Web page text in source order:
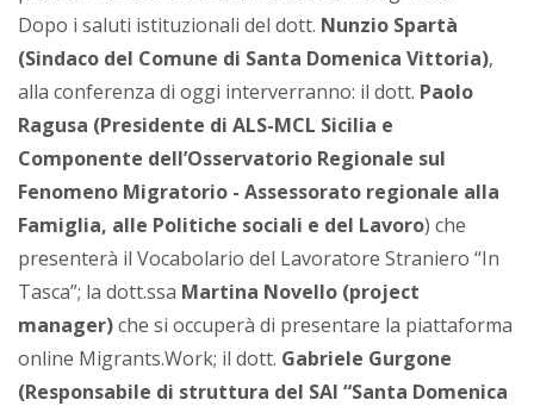
Dopo i saluti istituzionali del dott. Nunzio Spartà
(Sindaco del Comune di Santa Domenica Vittoria),
alla conferenza di oggi interverranno: il dott. Paolo
Ragusa (Presidente di ALS-MCL Sicilia e
Componente dell’Osservatorio Regionale sul
Fenomeno Migratorio - Assessorato regionale alla
Famiglia, alle Politiche sociali e del Lavoro) che
presenterà il Vocabolario del Lavoratore Straniero “In
Tasca”; la dott.ssa Martina Novello (project
manager)che si occuperà di presentare la piattaforma
online Migrants.Work; il dott. Gabriele Gurgone
(Responsabile di struttura del SAI “Santa Domenica